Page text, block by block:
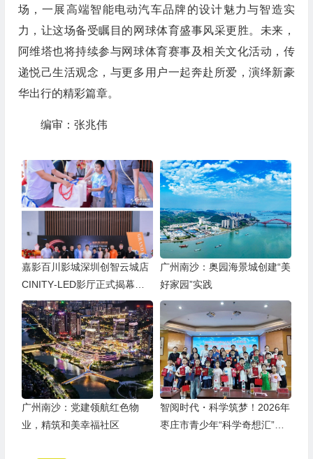
场，一展高端智能电动汽车品牌的设计魅力与智造实
力，让这场备受瞩目的网球体育盛事风采更胜。未来，
阿维塔也将持续参与网球体育赛事及相关文化活动，传
递悦己生活观念，与更多用户一起奔赴所爱，演绎新豪
华出行的精彩篇章。
编审：张兆伟
嘉影百川影城深圳创智云城店
CINITY‑LED影厅正式揭幕｜
探索“电影+”多元消费新范式
广州南沙：奥园海景城创建“美
好家园”实践
广州南沙：党建领航红色物
业，精筑和美幸福社区
智阅时代・科学筑梦！2026年
枣庄市青少年“科学奇想汇”故